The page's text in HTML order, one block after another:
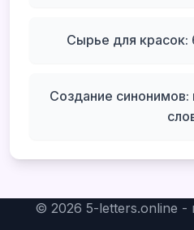
Сырье для красок:
Создание
© 2026 5-letters.online -